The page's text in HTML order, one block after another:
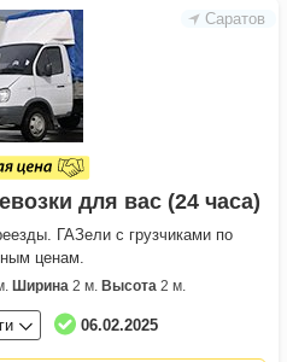
Саратов
для вас (24 часа)
ГАЗели с грузчиками по
ценам.
Ширина 2 м. Высота 2 м.
06.02.2025